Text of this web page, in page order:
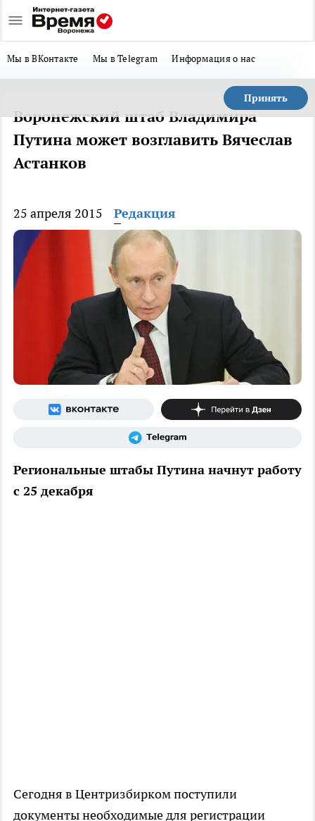
Мы в ВКонтакте Мы в Telegram Информация о нас
Принять
Воронежский штаб Владимира
Путина может возглавить Вячеслав
Астанков
25 апреля 2015 Редакция
Региональные штабы Путина начнут работу
с 25 декабря
Сегодня в Центризбирком поступили
документы необходимые для регистрации